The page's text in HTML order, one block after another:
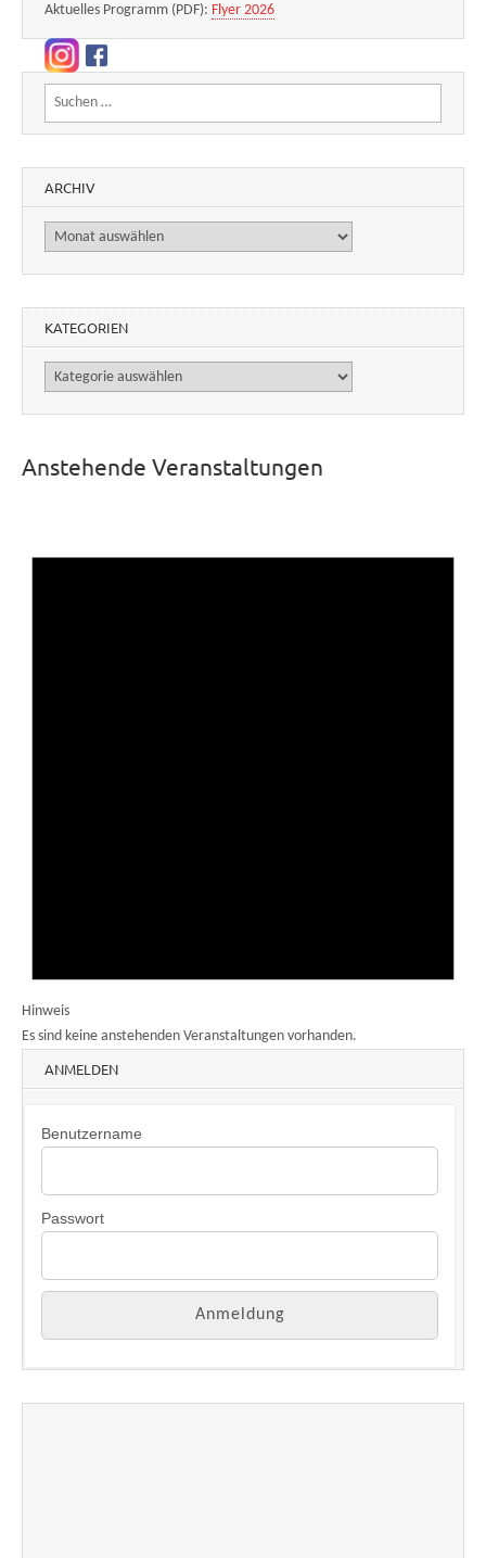
Aktuelles Programm (PDF): Flyer 2026
Suchen nach:
ARCHIV
Archiv
KATEGORIEN
Kategorien
Anstehende Veranstaltungen
Hinweis
Es sind keine anstehenden Veranstaltungen vorhanden.
ANMELDEN
Benutzername
Passwort